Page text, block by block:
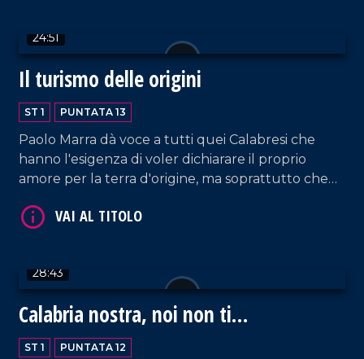
24:51
Il turismo delle origini
ST 1 PUNTATA 13
Paolo Marra dà voce a tutti quei Calabresi che
hanno l'esigenza di voler dichiarare il proprio
amore per la terra d'origine, ma soprattutto che
il valore e l'importanza che merita. Terminiamo la
28:43
Calabria nostra, noi non ti
dimentichiamo
ST 1 PUNTATA 12
VAI AL TITOLO